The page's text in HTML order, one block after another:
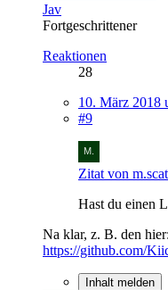
Jav
Fortgeschrittener
Reaktionen
28
10. März 2018
#9
Zitat von
Hast du einen
Na klar, z. B. den hier:
https://github.com/
Inhalt melden